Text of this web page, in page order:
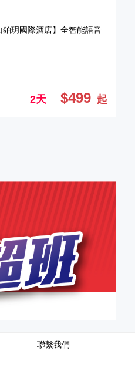
玥國際酒店】全智能語音
2天 $499 起
聯繫我們